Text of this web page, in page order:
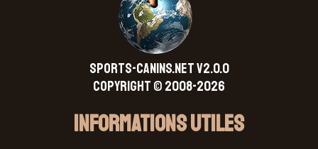
SPORTS-CANINS.NET V2.0.0
Copyright © 2008-2026
Informations Utiles